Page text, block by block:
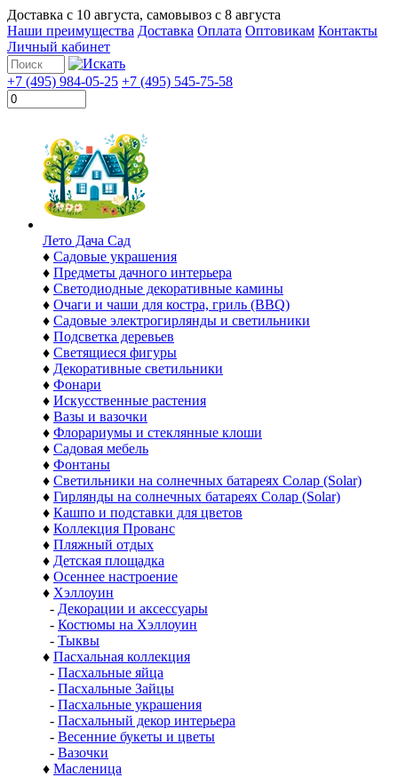
Доставка с 10 августа, самовывоз с 8 августа
Наши преимущества Доставка Оплата Оптовикам Контакты
Личный кабинет
+7 (495) 984-05-25 +7 (495) 545-75-58
Лето Дача Сад
♦ Садовые украшения
♦ Предметы дачного интерьера
♦ Светодиодные декоративные камины
♦ Очаги и чаши для костра, гриль (BBQ)
♦ Садовые электрогирлянды и светильники
♦ Подсветка деревьев
♦ Светящиеся фигуры
♦ Декоративные светильники
♦ Фонари
♦ Искусственные растения
♦ Вазы и вазочки
♦ Флорариумы и стеклянные клоши
♦ Садовая мебель
♦ Фонтаны
♦ Светильники на солнечных батареях Солар (Solar)
♦ Гирлянды на солнечных батареях Солар (Solar)
♦ Кашпо и подставки для цветов
♦ Коллекция Прованс
♦ Пляжный отдых
♦ Детская площадка
♦ Осеннее настроение
♦ Хэллоуин
- Декорации и аксессуары
- Костюмы на Хэллоуин
- Тыквы
♦ Пасхальная коллекция
- Пасхальные яйца
- Пасхальные Зайцы
- Пасхальные украшения
- Пасхальный декор интерьера
- Весенние букеты и цветы
- Вазочки
♦ Масленица